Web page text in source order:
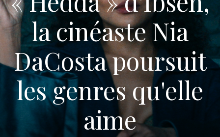
la cinéaste Nia
DaCosta poursuit
les genres qu'elle
aime